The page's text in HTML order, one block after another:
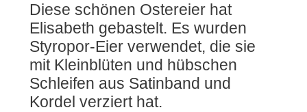
Diese schönen Ostereier hat
Elisabeth gebastelt. Es wurden
Styropor-Eier verwendet, die sie
mit Kleinblüten und hübschen
Schleifen aus Satinband und
Kordel verziert hat.